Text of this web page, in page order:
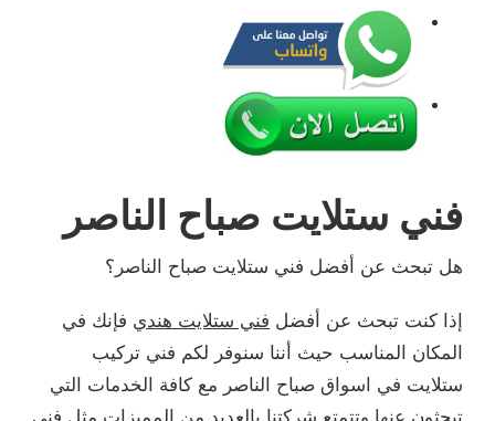
فني ستلايت صباح الناصر
هل تبحث عن أفضل فني ستلايت صباح الناصر؟
إذا كنت تبحث عن أفضل فني ستلايت هندي فإنك في
المكان المناسب حيث أننا سنوفر لكم فني تركيب
ستلايت في اسواق صباح الناصر مع كافة الخدمات التي